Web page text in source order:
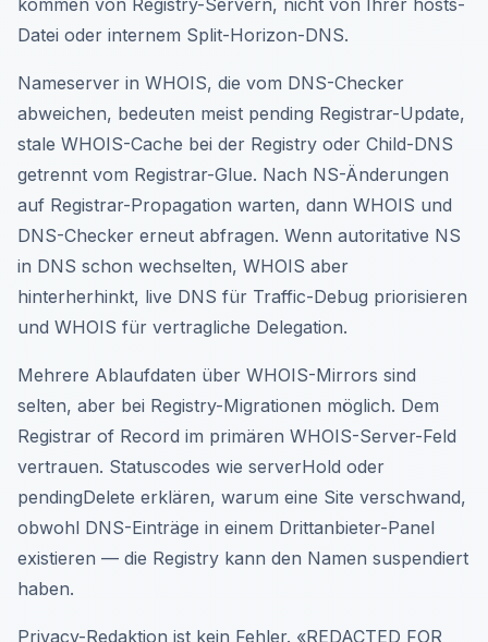
kommen von Registry-Servern, nicht von Ihrer hosts-
Datei oder internem Split-Horizon-DNS.
Nameserver in WHOIS, die vom DNS-Checker
abweichen, bedeuten meist pending Registrar-Update,
stale WHOIS-Cache bei der Registry oder Child-DNS
getrennt vom Registrar-Glue. Nach NS-Änderungen
auf Registrar-Propagation warten, dann WHOIS und
DNS-Checker erneut abfragen. Wenn autoritative NS
in DNS schon wechselten, WHOIS aber
hinterherhinkt, live DNS für Traffic-Debug priorisieren
und WHOIS für vertragliche Delegation.
Mehrere Ablaufdaten über WHOIS-Mirrors sind
selten, aber bei Registry-Migrationen möglich. Dem
Registrar of Record im primären WHOIS-Server-Feld
vertrauen. Statuscodes wie serverHold oder
pendingDelete erklären, warum eine Site verschwand,
obwohl DNS-Einträge in einem Drittanbieter-Panel
existieren — die Registry kann den Namen suspendiert
haben.
Privacy-Redaktion ist kein Fehler. «REDACTED FOR